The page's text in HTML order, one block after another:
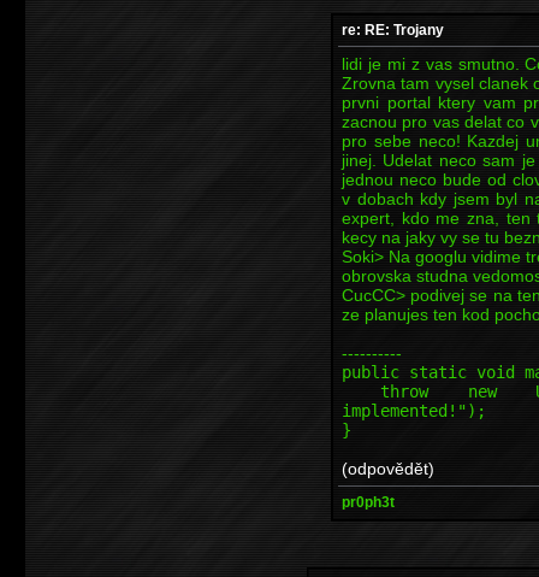
re: RE: Trojany
lidi je mi z vas smutno.
Zrovna tam vysel clanek
prvni portal ktery vam
zacnou pro vas delat co
pro sebe neco! Kazdej
jinej. Udelat neco sam
jednou neco bude od
v dobach kdy jsem byl
expert, kdo me zna, ten
kecy na jaky vy se tu
Soki> Na googlu vidime
obrovska studna
CucCC> podivej se na
ze planujes ten kod
----------
public static void
throw new
implemented!");
}
(odpovědět)
pr0ph3t